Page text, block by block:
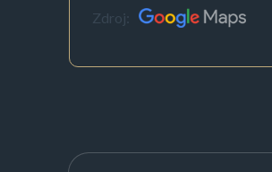
Zdroj: